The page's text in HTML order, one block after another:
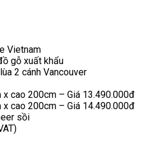
Vietnam
gỗ xuất khẩu
2 cánh Vancouver
cao 200cm – Giá 13.490.000đ
cao 200cm – Giá 14.490.000đ
sồi